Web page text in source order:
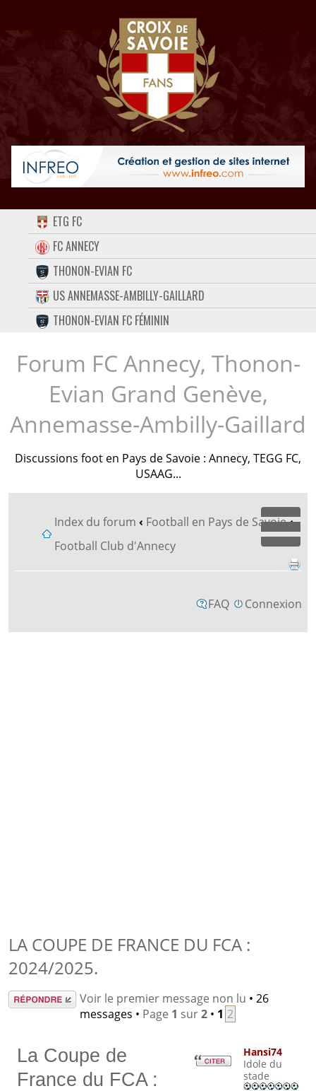
ACCUEIL
FORUM
CONTACT
FACEBOOK
TWITTER
INSTAGRAM
ETG FC
FC ANNECY
THONON-EVIAN FC
US ANNEMASSE-AMBILLY-GAILLARD
THONON-EVIAN FC FÉMININ
Forum FC Annecy, Thonon-
Evian Grand Genève,
Annemasse-Ambilly-Gaillard
Discussions foot en Pays de Savoie : Annecy, TEGG FC,
USAAG...
Index du forum ‹ Football en Pays de Savoie‹
Football Club d'Annecy
FAQ Connexion
LA COUPE DE FRANCE DU FCA :
2024/2025.
Répondre Voir le premier message non lu • 26
messages • Page 1 sur2• 1 2
La Coupe de
France du FCA :
Hansi74
Idole du
stade